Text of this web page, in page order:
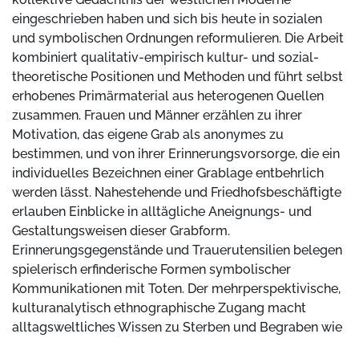
eingeschrieben haben und sich bis heute in sozialen
und symbolischen Ordnungen reformulieren. Die Arbeit
kombiniert qualitativ-empirisch kultur- und sozial-
theoretische Positionen und Methoden und führt selbst
erhobenes Primärmaterial aus heterogenen Quellen
zusammen. Frauen und Männer erzählen zu ihrer
Motivation, das eigene Grab als anonymes zu
bestimmen, und von ihrer Erinnerungsvorsorge, die ein
individuelles Bezeichnen einer Grablage entbehrlich
werden lässt. Nahestehende und Friedhofsbeschäftigte
erlauben Einblicke in alltägliche Aneignungs- und
Gestaltungsweisen dieser Grabform.
Erinnerungsgegenstände und Trauerutensilien belegen
spielerisch erfinderische Formen symbolischer
Kommunikationen mit Toten. Der mehrperspektivische,
kulturanalytisch ethnographische Zugang macht
alltagsweltliches Wissen zu Sterben und Begraben wie